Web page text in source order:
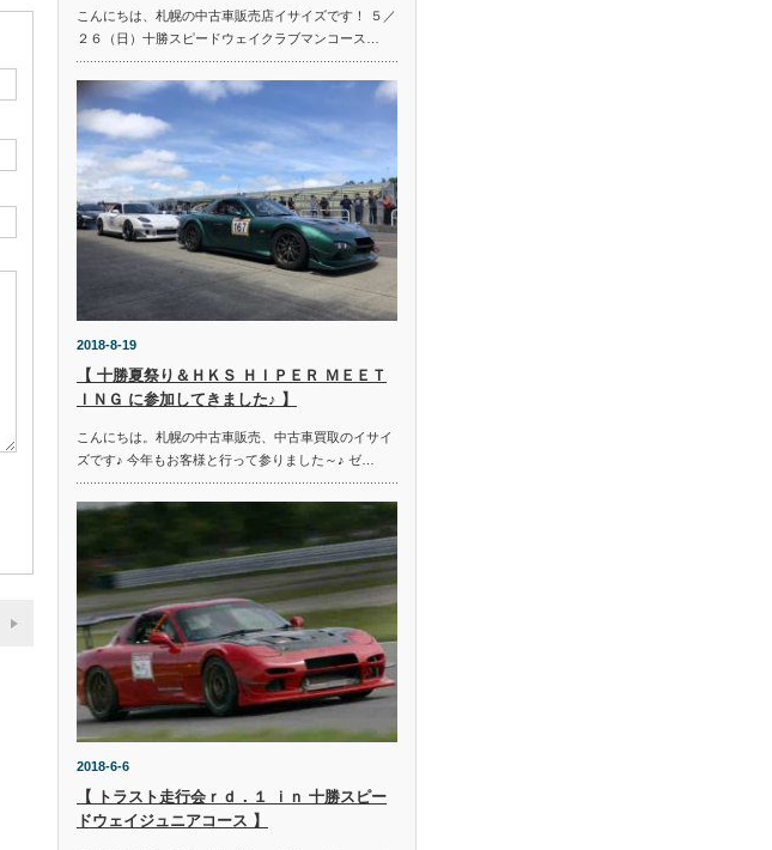
こんにちは、札幌の中古車販売店イサイズです！ ５／
２６（日）十勝スピードウェイクラブマンコース…
2018-8-19
【 十勝夏祭り＆ＨＫＳ ＨＩＰＥＲ ＭＥＥＴ
ＩＮＧ に参加してきました♪ 】
こんにちは。札幌の中古車販売、中古車買取のイサイ
ズです♪ 今年もお客様と行って参りました～♪ ゼ…
2018-6-6
【 トラスト走行会ｒｄ．１ ｉｎ 十勝スピー
ドウェイジュニアコース 】